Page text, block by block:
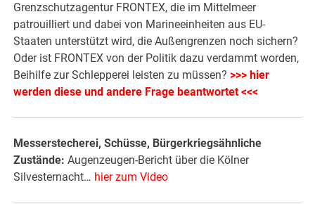
Grenzschutzagentur FRONTEX, die im Mittelmeer
patrouilliert und dabei von Marineeinheiten aus EU-
Staaten unterstützt wird, die Außengrenzen noch sichern?
Oder ist FRONTEX von der Politik dazu verdammt worden,
Beihilfe zur Schlepperei leisten zu müssen? >>> hier
werden diese und andere Frage beantwortet <<<
Messerstecherei, Schüsse, Bürgerkriegsähnliche
Zustände: Augenzeugen-Bericht über die Kölner
Silvesternacht… hier zum Video